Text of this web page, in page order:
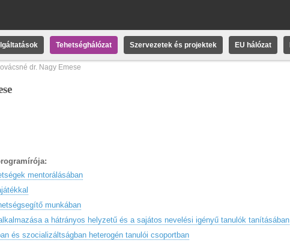
Tehetséghálózat Szervezetek és projektek EU hálózat
dr. Nagy Emese
mentorálásában
munkában
a hátrányos helyzetű és a sajátos nevelési igényű tanulók tanításában
és szocializáltságban heterogén tanulói csoportban